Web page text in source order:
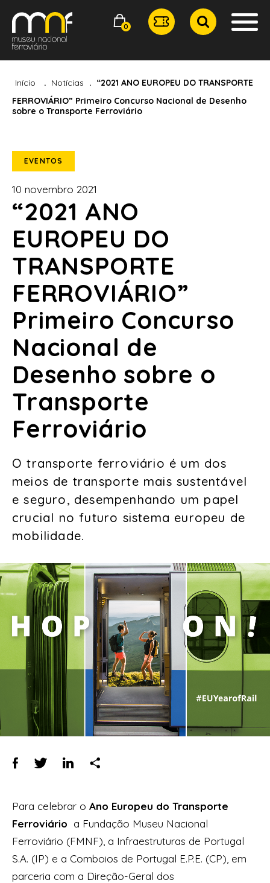
0
Início Notícias
“2021 ANO EUROPEU DO TRANSPORTE
FERROVIÁRIO” Primeiro Concurso Nacional de Desenho
sobre o Transporte Ferroviário
EVENTOS
10 novembro 2021
“2021 ANO
EUROPEU DO
TRANSPORTE
FERROVIÁRIO”
Primeiro Concurso
Nacional de
Desenho sobre o
Transporte
Ferroviário
O transporte ferroviário é um dos
meios de transporte mais sustentável
e seguro, desempenhando um papel
crucial no futuro sistema europeu de
mobilidade.
Para celebrar o Ano Europeu do Transporte
Ferroviário a Fundação Museu Nacional
Ferroviário (FMNF), a Infraestruturas de Portugal
S.A. (IP) e a Comboios de Portugal E.P.E. (CP), em
parceria com a Direção-Geral dos